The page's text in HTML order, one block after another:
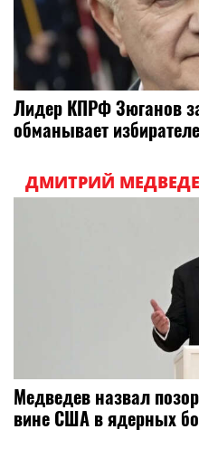
Лидер КПРФ Зюганов
обманывает
ДМИТРИЙ
Медведев назвал
вине США в ядерных